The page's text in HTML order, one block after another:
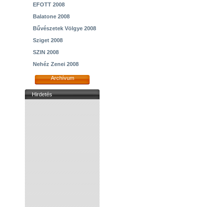
EFOTT 2008
Balatone 2008
Bűvészetek Völgye 2008
Sziget 2008
SZIN 2008
Nehéz Zenei 2008
Archívum
Hirdetés